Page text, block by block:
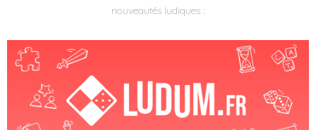
nouveautés ludiques :